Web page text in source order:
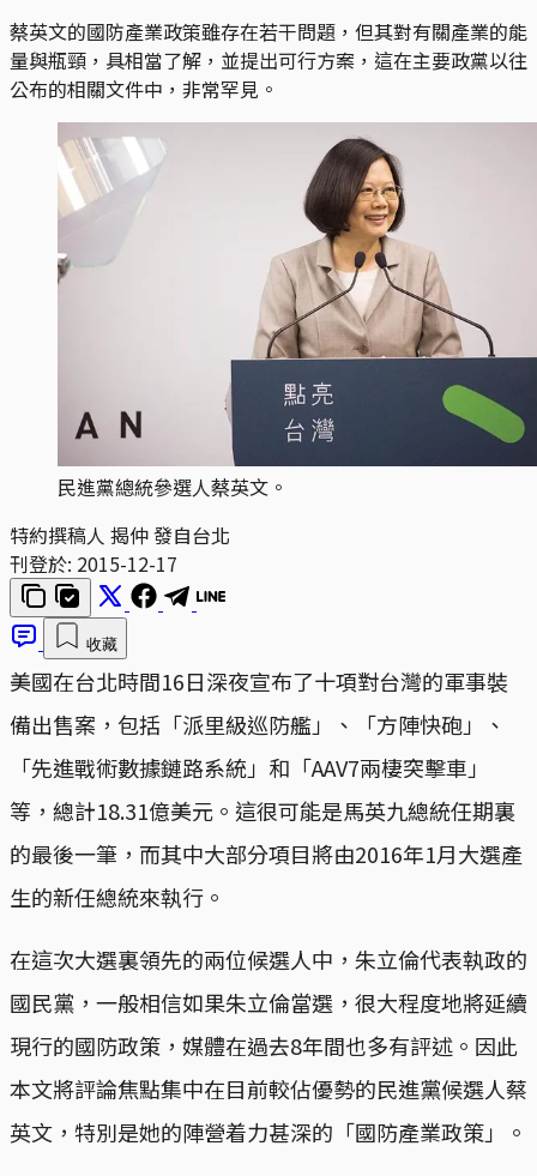
蔡英文的國防產業政策雖存在若干問題，但其對有關產業的能
量與瓶頸，具相當了解，並提出可行方案，這在主要政黨以往
公布的相關文件中，非常罕見。
民進黨總統參選人蔡英文。
特約撰稿人 揭仲 發自台北
刊登於: 2015-12-17
收藏
美國在台北時間16日深夜宣布了十項對台灣的軍事裝
備出售案，包括「派里級巡防艦」、「方陣快砲」、
「先進戰術數據鏈路系統」和「AAV7兩棲突擊車」
等，總計18.31億美元。這很可能是馬英九總統任期裏
的最後一筆，而其中大部分項目將由2016年1月大選產
生的新任總統來執行。
在這次大選裏領先的兩位候選人中，朱立倫代表執政的
國民黨，一般相信如果朱立倫當選，很大程度地將延續
現行的國防政策，媒體在過去8年間也多有評述。因此
本文將評論焦點集中在目前較佔優勢的民進黨候選人蔡
英文，特別是她的陣營着力甚深的「國防產業政策」。